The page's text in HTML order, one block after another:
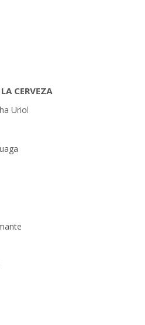
CERVEZA
Uriol